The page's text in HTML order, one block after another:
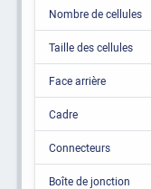
Nombre de cellules
Taille des cellules
Face arrière
Cadre
Connecteurs
Boîte de jonction